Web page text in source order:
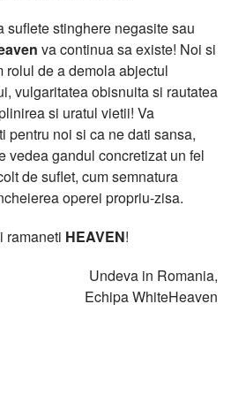
suflete stinghere negasite sau
va continua sa existe! Noi si
rolul de a demola abjectul
vulgaritatea obisnuita si rautatea
si uratul vietii! Va
pentru noi si ca ne dati sansa,
vedea gandul concretizat un fel
de suflet, cum semnatura
operei propriu-zisa.
ramaneti HEAVEN!
Undeva in Romania,
Echipa WhiteHeaven